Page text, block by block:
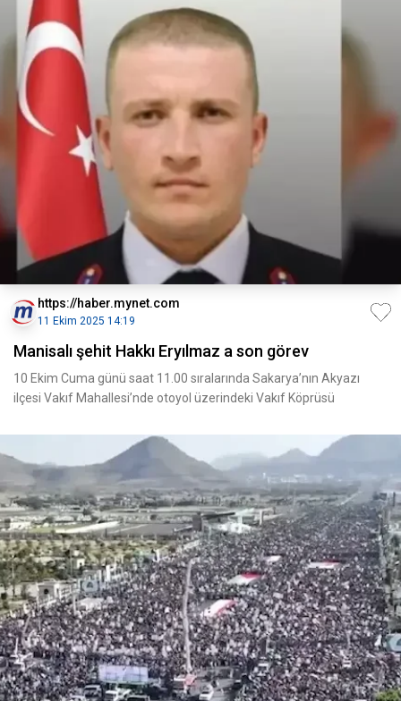
https://haber.mynet.com
11 Ekim 2025 14:19
Manisalı şehit Hakkı Eryılmaz a son görev
10 Ekim Cuma günü saat 11.00 sıralarında Sakarya’nın Akyazı
ilçesi Vakıf Mahallesi’nde otoyol üzerindeki Vakıf Köprüsü